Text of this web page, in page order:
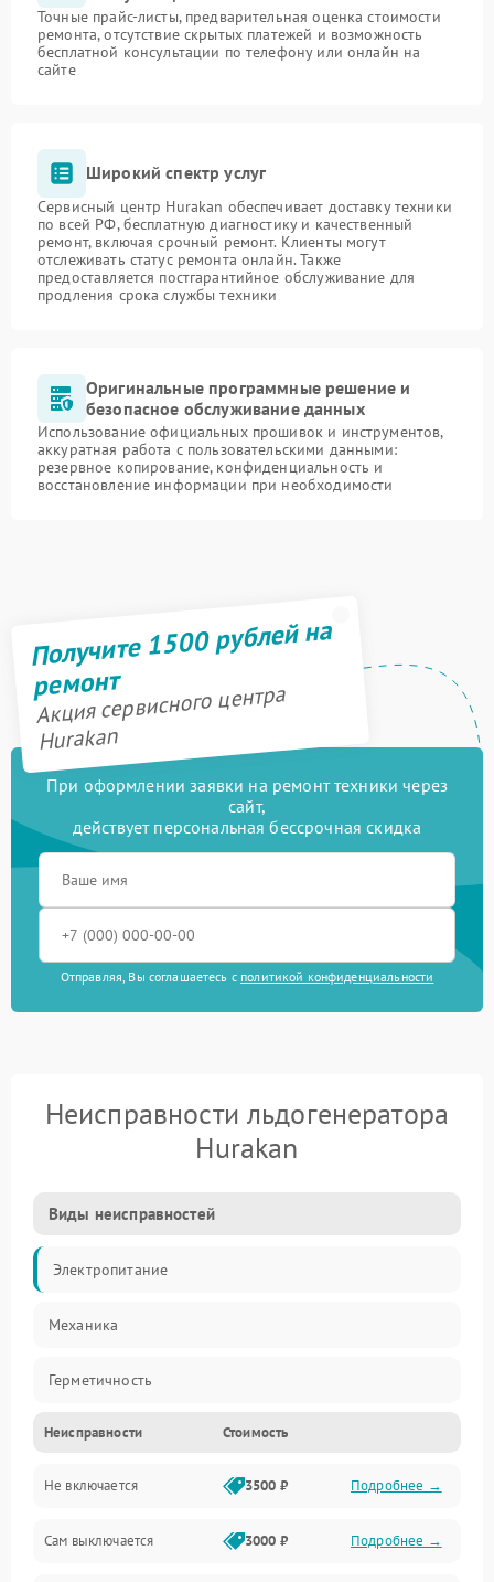
Точные прайс-листы, предварительная оценка стоимости
ремонта, отсутствие скрытых платежей и возможность
бесплатной консультации по телефону или онлайн на
сайте
Широкий спектр услуг
Сервисный центр Hurakan обеспечивает доставку техники
по всей РФ, бесплатную диагностику и качественный
ремонт, включая срочный ремонт. Клиенты могут
отслеживать статус ремонта онлайн. Также
предоставляется постгарантийное обслуживание для
продления срока службы техники
Оригинальные программные решение и
безопасное обслуживание данных
Использование официальных прошивок и инструментов,
аккуратная работа с пользовательскими данными:
резервное копирование, конфиденциальность и
восстановление информации при необходимости
Получите 1500 рублей на
ремонт
Акция сервисного центра
Hurakan
При оформлении заявки на ремонт техники через
сайт,
действует персональная бессрочная скидка
Отправляя, Вы соглашаетесь с политикой конфиденциальности
Неисправности льдогенератора
Hurakan
Виды неисправностей
Электропитание
Механика
Герметичность
Неисправности Стоимость
Не включается 3500 ₽ Подробнее →
Сам выключается 3000 ₽ Подробнее →